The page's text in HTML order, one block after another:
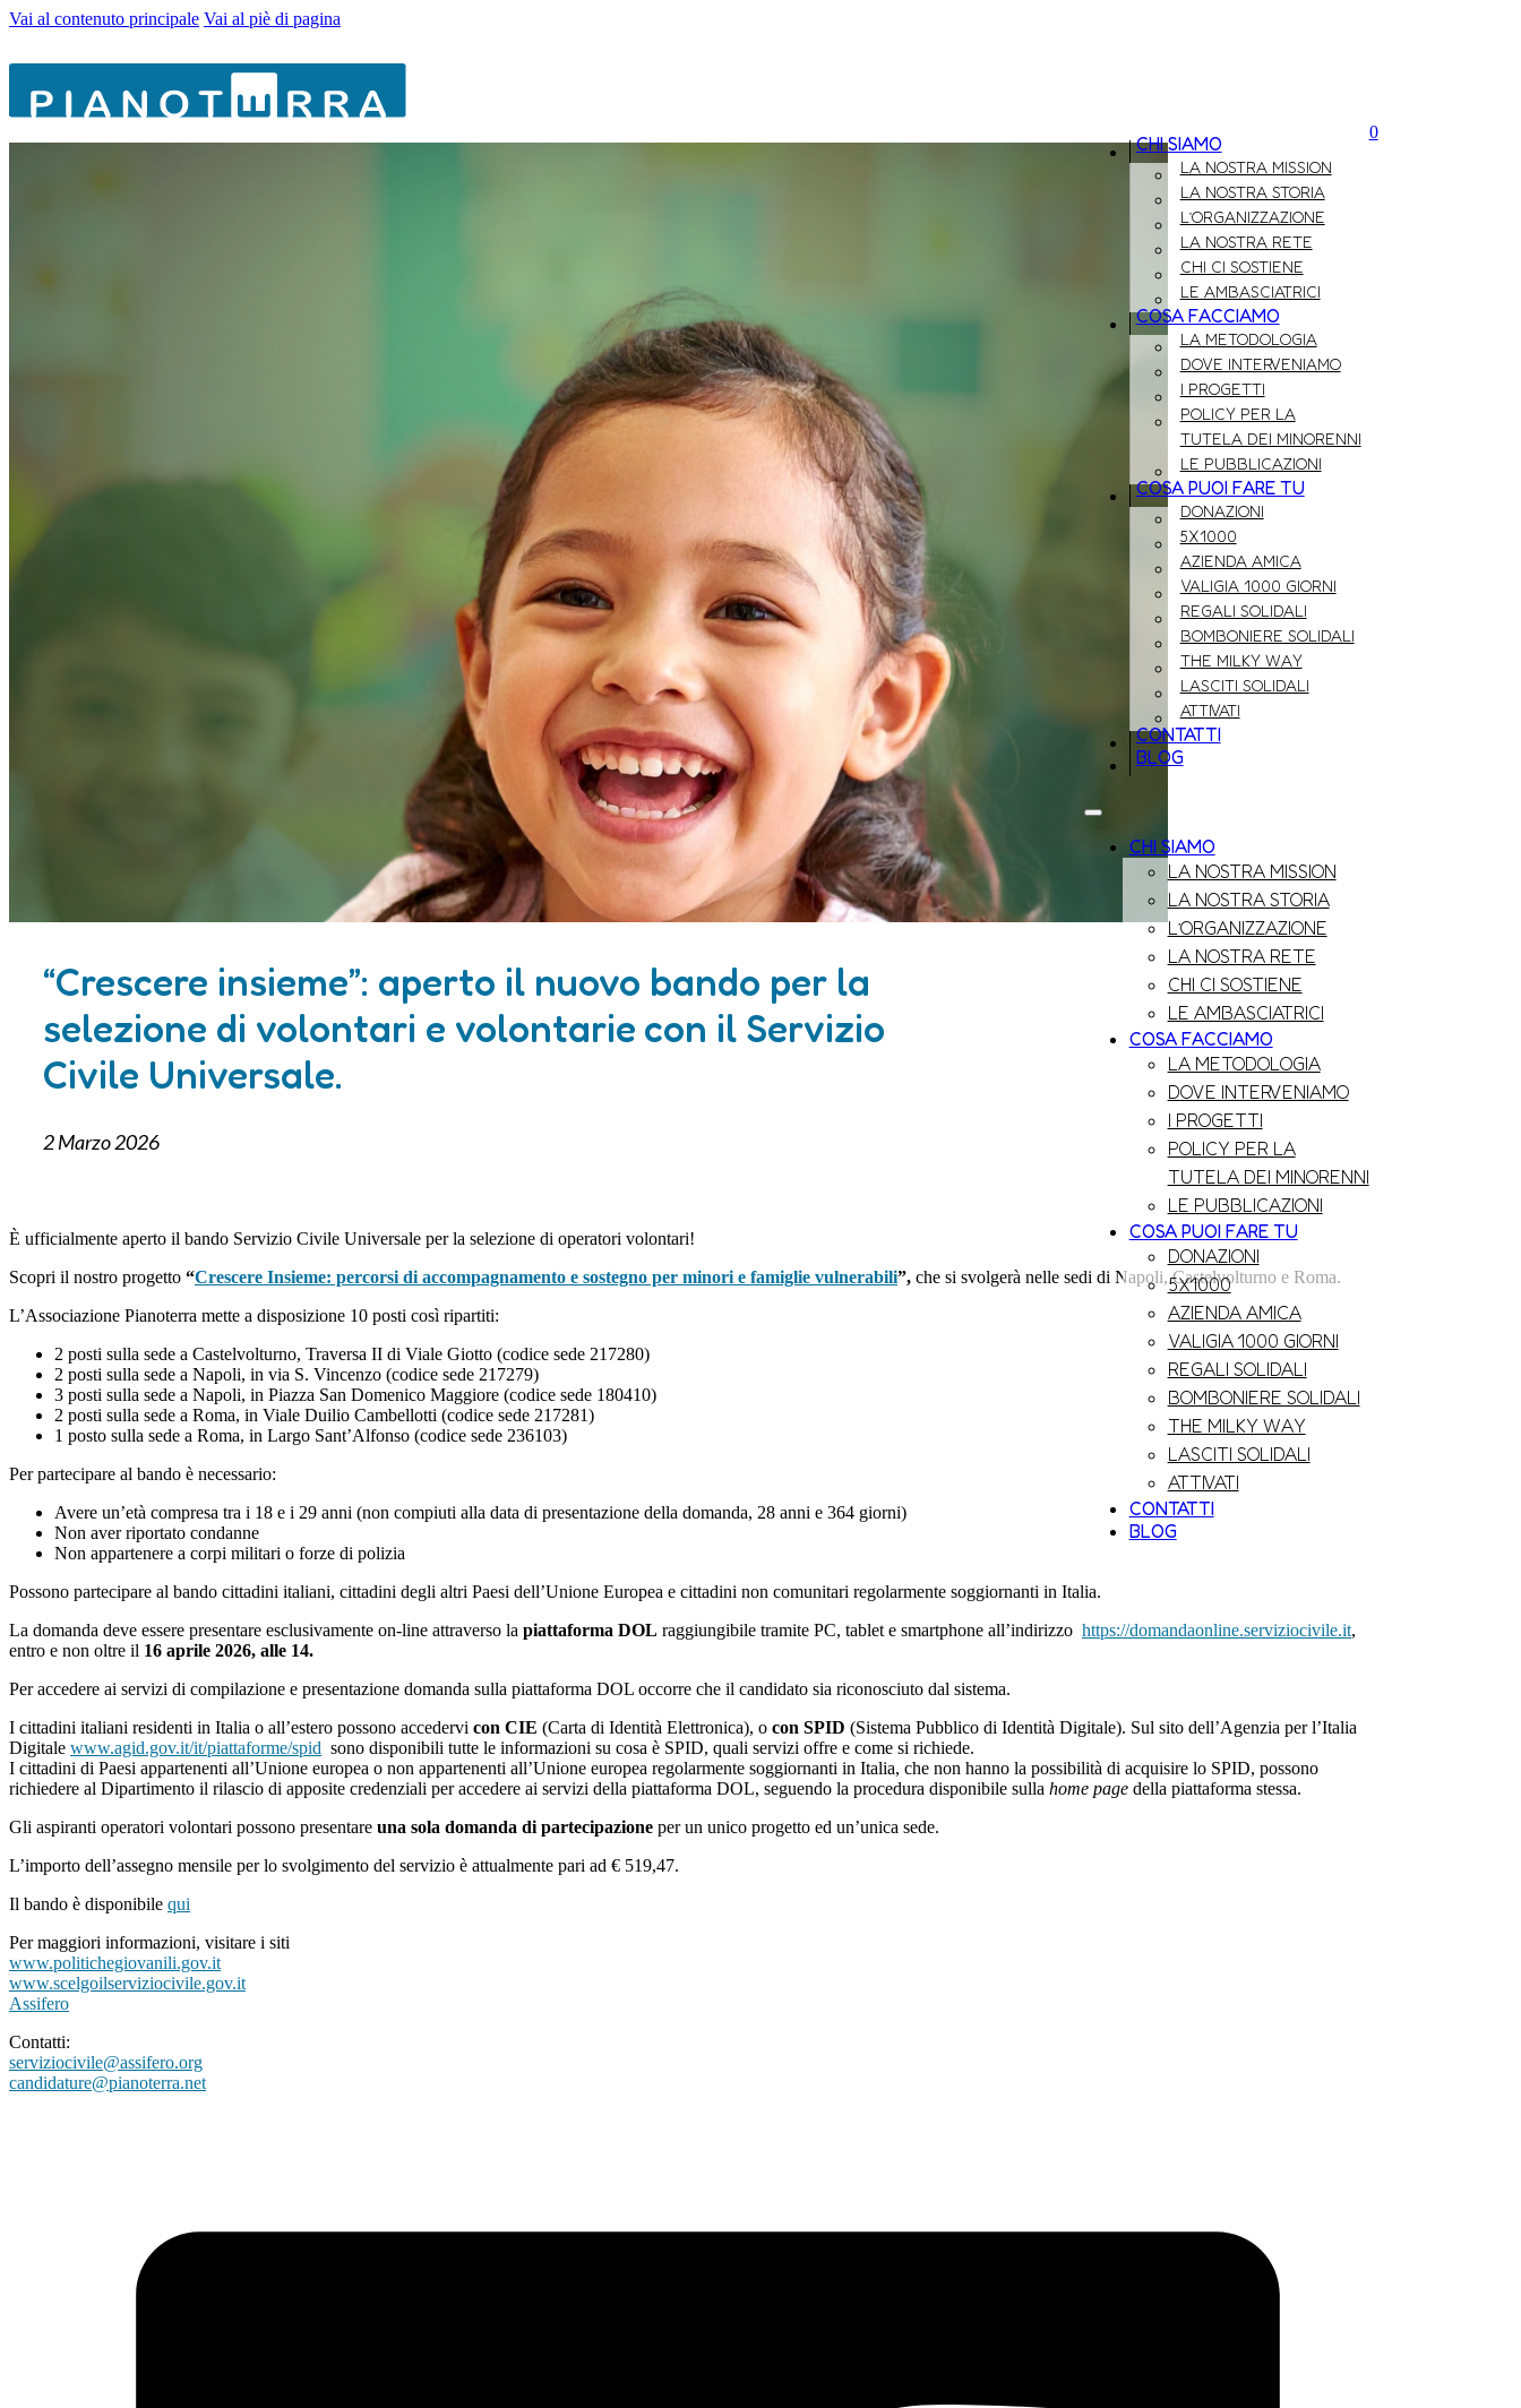
Vai al contenuto principale Vai al piè di pagina
CHI SIAMO
LA NOSTRA MISSION
LA NOSTRA STORIA
L’ORGANIZZAZIONE
LA NOSTRA RETE
CHI CI SOSTIENE
LE AMBASCIATRICI
COSA FACCIAMO
LA METODOLOGIA
DOVE INTERVENIAMO
I PROGETTI
POLICY PER LA
TUTELA DEI MINORENNI
LE PUBBLICAZIONI
COSA PUOI FARE TU
DONAZIONI
5X1000
AZIENDA AMICA
VALIGIA 1000 GIORNI
REGALI SOLIDALI
BOMBONIERE SOLIDALI
THE MILKY WAY
LASCITI SOLIDALI
ATTIVATI
CONTATTI
BLOG
CHI SIAMO
LA NOSTRA MISSION
LA NOSTRA STORIA
L’ORGANIZZAZIONE
LA NOSTRA RETE
CHI CI SOSTIENE
LE AMBASCIATRICI
COSA FACCIAMO
LA METODOLOGIA
DOVE INTERVENIAMO
I PROGETTI
POLICY PER LA
TUTELA DEI MINORENNI
LE PUBBLICAZIONI
COSA PUOI FARE TU
DONAZIONI
5X1000
AZIENDA AMICA
VALIGIA 1000 GIORNI
REGALI SOLIDALI
BOMBONIERE SOLIDALI
THE MILKY WAY
LASCITI SOLIDALI
ATTIVATI
CONTATTI
BLOG
0
“Crescere insieme”: aperto il nuovo bando per la
selezione di volontari e volontarie con il Servizio
Civile Universale.
2 Marzo 2026
È ufficialmente aperto il bando Servizio Civile Universale per la selezione di operatori volontari!
Scopri il nostro progetto “Crescere Insieme: percorsi di accompagnamento e sostegno per minori e famiglie vulnerabili”, che si svolgerà nelle sedi di Napoli, Castelvolturno e Roma.
L’Associazione Pianoterra mette a disposizione 10 posti così ripartiti:
2 posti sulla sede a Castelvolturno, Traversa II di Viale Giotto (codice sede 217280)
2 posti sulla sede a Napoli, in via S. Vincenzo (codice sede 217279)
3 posti sulla sede a Napoli, in Piazza San Domenico Maggiore (codice sede 180410)
2 posti sulla sede a Roma, in Viale Duilio Cambellotti (codice sede 217281)
1 posto sulla sede a Roma, in Largo Sant’Alfonso (codice sede 236103)
Per partecipare al bando è necessario:
Avere un’età compresa tra i 18 e i 29 anni (non compiuti alla data di presentazione della domanda, 28 anni e 364 giorni)
Non aver riportato condanne
Non appartenere a corpi militari o forze di polizia
Possono partecipare al bando cittadini italiani, cittadini degli altri Paesi dell’Unione Europea e cittadini non comunitari regolarmente soggiornanti in Italia.
La domanda deve essere presentare esclusivamente on-line attraverso la piattaforma DOL raggiungibile tramite PC, tablet e smartphone all’indirizzo https://domandaonline.serviziocivile.it,
entro e non oltre il 16 aprile 2026, alle 14.
Per accedere ai servizi di compilazione e presentazione domanda sulla piattaforma DOL occorre che il candidato sia riconosciuto dal sistema.
I cittadini italiani residenti in Italia o all’estero possono accedervi con CIE (Carta di Identità Elettronica), o con SPID (Sistema Pubblico di Identità Digitale). Sul sito dell’Agenzia per l’Italia
Digitale www.agid.gov.it/it/piattaforme/spid sono disponibili tutte le informazioni su cosa è SPID, quali servizi offre e come si richiede.
I cittadini di Paesi appartenenti all’Unione europea o non appartenenti all’Unione europea regolarmente soggiornanti in Italia, che non hanno la possibilità di acquisire lo SPID, possono
richiedere al Dipartimento il rilascio di apposite credenziali per accedere ai servizi della piattaforma DOL, seguendo la procedura disponibile sulla home page della piattaforma stessa.
Gli aspiranti operatori volontari possono presentare una sola domanda di partecipazione per un unico progetto ed un’unica sede.
L’importo dell’assegno mensile per lo svolgimento del servizio è attualmente pari ad € 519,47.
Il bando è disponibile qui
Per maggiori informazioni, visitare i siti
www.politichegiovanili.gov.it
www.scelgoilserviziocivile.gov.it
Assifero
Contatti:
serviziocivile@assifero.org
candidature@pianoterra.net